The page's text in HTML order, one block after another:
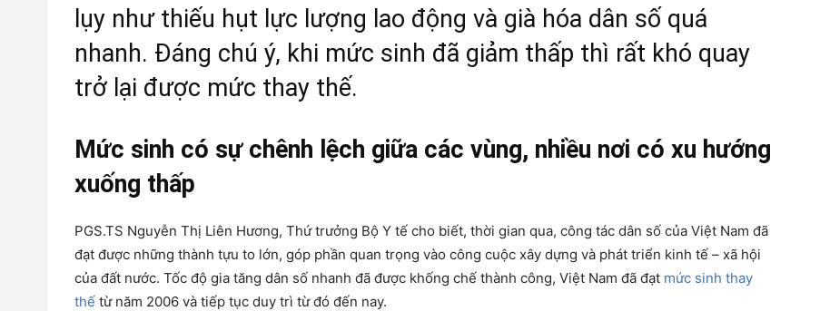
lụy như thiếu hụt lực lượng lao động và già hóa dân số quá
nhanh. Đáng chú ý, khi mức sinh đã giảm thấp thì rất khó quay
trở lại được mức thay thế.
Mức sinh có sự chênh lệch giữa các vùng, nhiều nơi có xu hướng
xuống thấp
PGS.TS Nguyễn Thị Liên Hương, Thứ trưởng Bộ Y tế cho biết, thời gian qua, công tác dân số của Việt Nam đã
đạt được những thành tựu to lớn, góp phần quan trọng vào công cuộc xây dựng và phát triển kinh tế – xã hội
của đất nước. Tốc độ gia tăng dân số nhanh đã được khống chế thành công, Việt Nam đã đạt mức sinh thay
thế từ năm 2006 và tiếp tục duy trì từ đó đến nay.